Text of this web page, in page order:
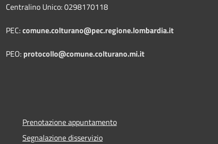
Centralino Unico: 0298170118
PEC:comune.colturano@pec.regione.lombardia.it
PEO: protocollo@comune.colturano.mi.it
Prenotazione appuntamento
Segnalazione disservizio